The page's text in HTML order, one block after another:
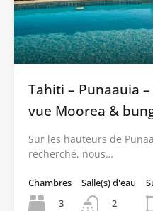
Tahiti – Punaauia
vue Moorea &
Sur les hauteurs de
recherché, nous…
Chambres
3
Salle(s) d'eau
2